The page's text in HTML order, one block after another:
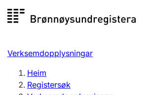
til
Registersøk
Aksjeselskap
Verksemdopplysningar
Heim
Registersøk